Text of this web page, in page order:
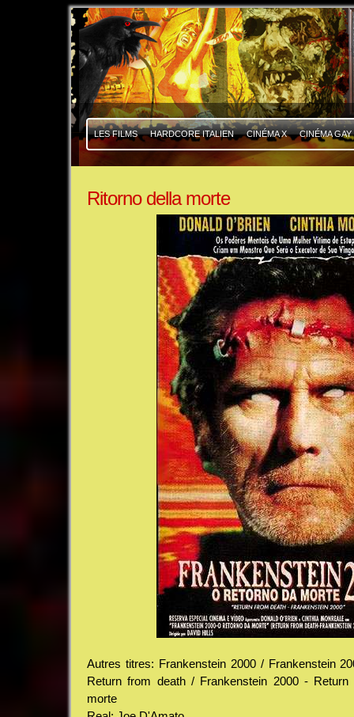
LES FILMS HARDCORE ITALIEN CINÉMA X CINÉMA GAY
Ritorno della morte
Autres titres: Frankenstein 2000 / Frankenstein
Return from death / Frankenstein 2000 -
morte